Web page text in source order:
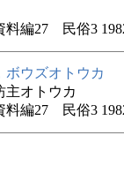
編27 民俗3
ボウズオトウカ
主オトウカ
編27 民俗3